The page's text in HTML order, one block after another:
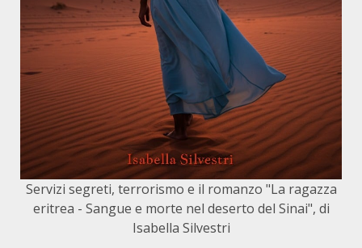
Servizi segreti, terrorismo e il romanzo "La ragazza
eritrea - Sangue e morte nel deserto del Sinai", di
Isabella Silvestri